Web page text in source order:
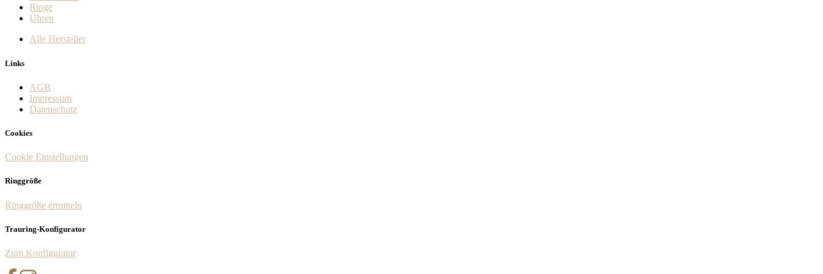
Ringe
Uhren
Alle Hersteller
Links
AGB
Impressum
Datenschutz
Cookies
Cookie Einstellungen
Ringgröße
Ringgröße ermitteln
Trauring-Konfigurator
Zum Konfigurator